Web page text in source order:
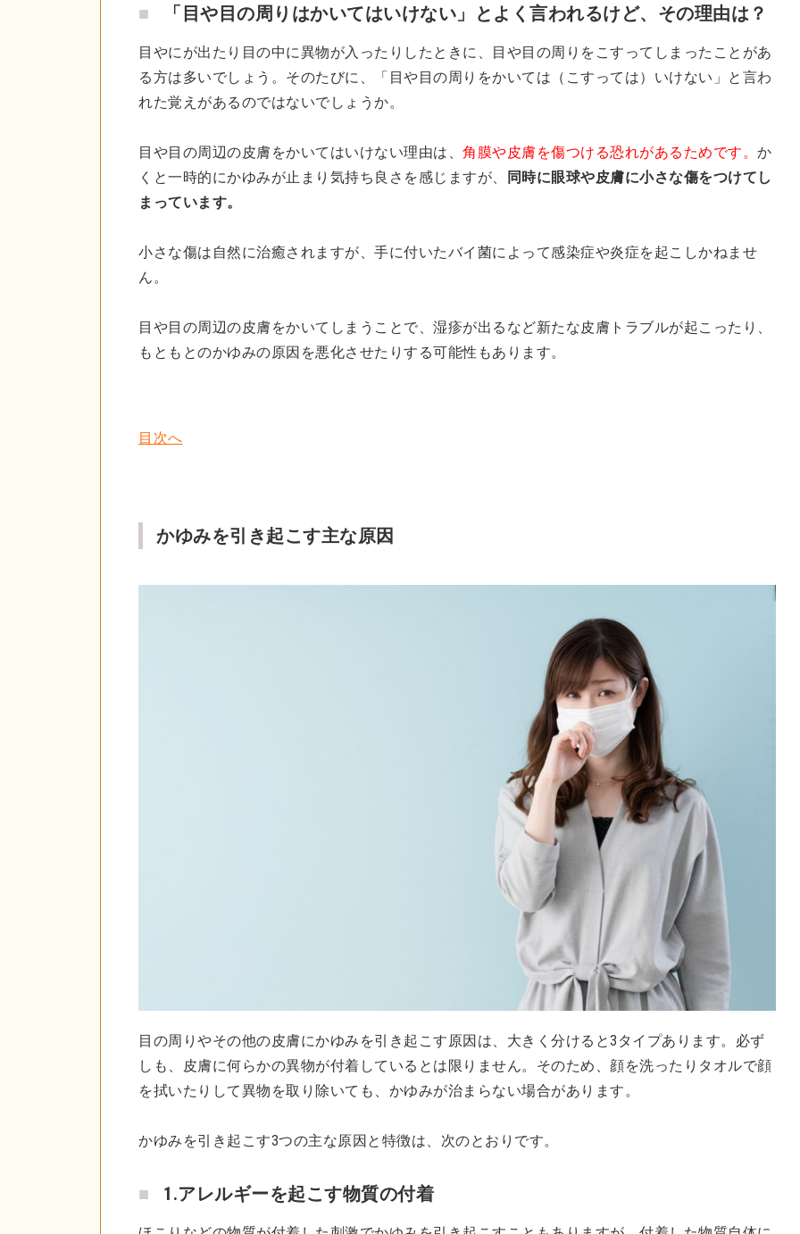
「目や目の周りはかいてはいけない」とよく言われるけど、その理由は？
目やにが出たり目の中に異物が入ったりしたときに、目や目の周りをこすってしまったことがあ
る方は多いでしょう。そのたびに、「目や目の周りをかいては（こすっては）いけない」と言わ
れた覚えがあるのではないでしょうか。
目や目の周辺の皮膚をかいてはいけない理由は、 角膜や皮膚を傷つける恐れがあるためです。 か
くと一時的にかゆみが止まり気持ち良さを感じますが、
同時に眼球や皮膚に小さな傷をつけてし
まっています。
小さな傷は自然に治癒されますが、手に付いたバイ菌によって感染症や炎症を起こしかねませ
ん。
目や目の周辺の皮膚をかいてしまうことで、湿疹が出るなど新たな皮膚トラブルが起こったり、
もともとのかゆみの原因を悪化させたりする可能性もあります。
目次へ
かゆみを引き起こす主な原因
目の周りやその他の皮膚にかゆみを引き起こす原因は、大きく分けると3タイプあります。必ず
しも、皮膚に何らかの異物が付着しているとは限りません。そのため、顔を洗ったりタオルで顔
を拭いたりして異物を取り除いても、かゆみが治まらない場合があります。
かゆみを引き起こす3つの主な原因と特徴は、次のとおりです。
1.アレルギーを起こす物質の付着